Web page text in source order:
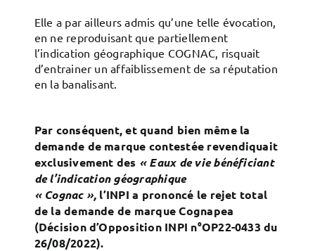
Elle a par ailleurs admis qu’une telle évocation,
en ne reproduisant que partiellement
l’indication géographique COGNAC, risquait
d’entrainer un affaiblissement de sa réputation
en la banalisant.
Par conséquent, et quand bien même la
demande de marque contestée revendiquait
exclusivement des « Eaux de vie bénéficiant
de l’indication géographique
« Cognac », l’INPI a prononcé le rejet total
de la demande de marque Cognapea
(Décision d’Opposition INPI n°OP22-0433 du
26/08/2022).